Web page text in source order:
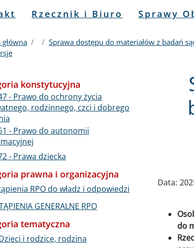
Rzecznik i Biuro Sprawy
Sprawa dostępu do materiałów z badań
Data:
do
konstytucyjna
- Prawo do ochrony życia
rodzinnego, czci i dobrego
- Prawo do autonomii
- Prawa dziecka
prawna i organizacyjna
RPO do władz i odpowiedzi
GENERALNE RPO
tematyczna
i rodzice, rodzina